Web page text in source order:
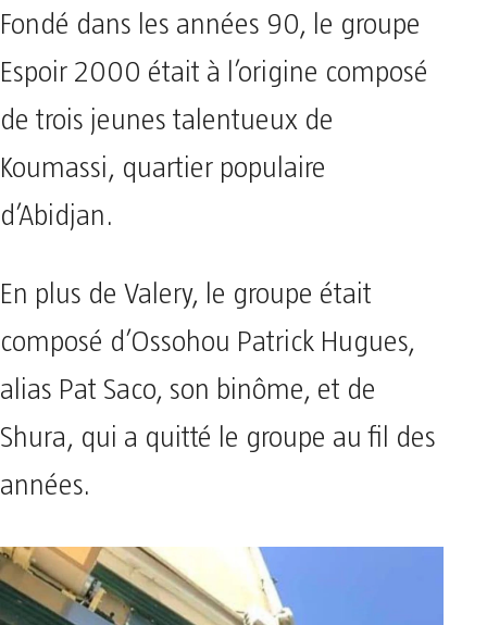
Fondé dans les années 90, le groupe
Espoir 2000 était à l’origine composé
de trois jeunes talentueux de
Koumassi, quartier populaire
d’Abidjan.
En plus de Valery, le groupe était
composé d’Ossohou Patrick Hugues,
alias Pat Saco, son binôme, et de
Shura, qui a quitté le groupe au fil des
années.